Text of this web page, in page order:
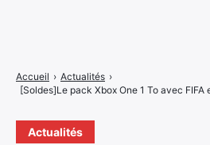
Actualités
Accueil › Actualités ›
[Soldes]Le pack Xbox One 1 To avec FIFA